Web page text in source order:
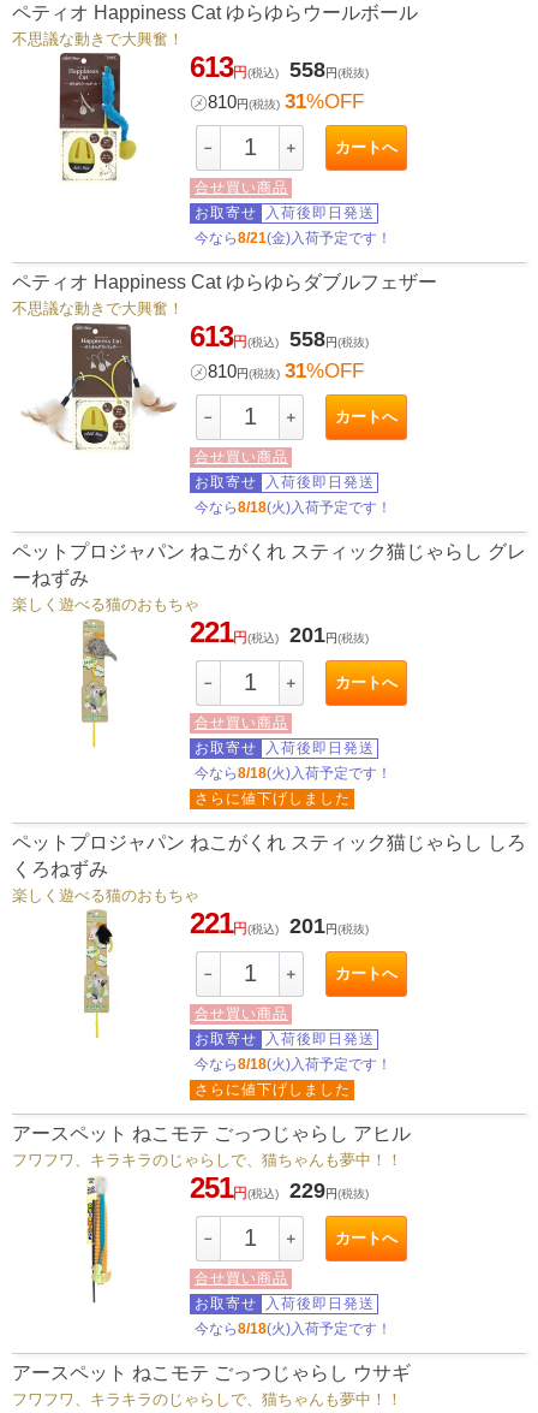
ペティオ Happiness Cat ゆらゆらウールボール
不思議な動きで大興奮！
613円(税込) 558円(税抜)
㋱810円(税抜) 31%OFF
－ ＋ カートへ
合せ買い商品
お取寄せ
入荷後即日発送
今なら8/21(金)入荷予定です！
ペティオ Happiness Cat ゆらゆらダブルフェザー
不思議な動きで大興奮！
613円(税込) 558円(税抜)
㋱810円(税抜) 31%OFF
－ ＋ カートへ
合せ買い商品
お取寄せ
入荷後即日発送
今なら8/18(火)入荷予定です！
ペットプロジャパン ねこがくれ スティック猫じゃらし グレ
ーねずみ
楽しく遊べる猫のおもちゃ
221円(税込) 201円(税抜)
－ ＋ カートへ
合せ買い商品
お取寄せ
入荷後即日発送
今なら8/18(火)入荷予定です！
さらに値下げしました
ペットプロジャパン ねこがくれ スティック猫じゃらし しろ
くろねずみ
楽しく遊べる猫のおもちゃ
221円(税込) 201円(税抜)
－ ＋ カートへ
合せ買い商品
お取寄せ
入荷後即日発送
今なら8/18(火)入荷予定です！
さらに値下げしました
アースペット ねこモテ ごっつじゃらし アヒル
フワフワ、キラキラのじゃらしで、猫ちゃんも夢中！！
251円(税込) 229円(税抜)
－ ＋ カートへ
合せ買い商品
お取寄せ
入荷後即日発送
今なら8/18(火)入荷予定です！
アースペット ねこモテ ごっつじゃらし ウサギ
フワフワ、キラキラのじゃらしで、猫ちゃんも夢中！！